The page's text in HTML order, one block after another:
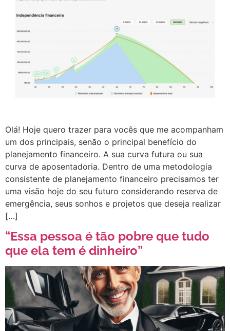
Olá! Hoje quero trazer para vocês que me acompanham
um dos principais, senão o principal benefício do
planejamento financeiro. A sua curva futura ou sua
curva de aposentadoria. Dentro de uma metodologia
consistente de planejamento financeiro precisamos ter
uma visão hoje do seu futuro considerando reserva de
emergência, seus sonhos e projetos que deseja realizar
[…]
“Essa pessoa é tão pobre que tudo
que ela tem é dinheiro”